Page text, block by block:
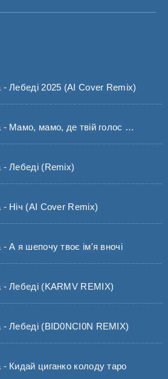
Лебеді 2025 (AI Cover Remix)
мамо, де твій голос води?
Лебеді (Remix)
Ніч (AI Cover Remix)
А я шепочу твоє ім'я вночі
Лебеді (KARMV REMIX)
Лебеді (BID0NCI0N REMIX)
Кидай циганко колоду таро